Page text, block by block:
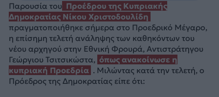
Παρουσία του Προέδρου της Κυπριακής
Δημοκρατίας Νίκου Χριστοδουλίδη
πραγματοποιήθηκε σήμερα στο Προεδρικό Μέγαρο,
η επίσημη τελετή ανάληψης των καθηκόντων του
νέου αρχηγού στην Εθνική Φρουρά, Αντιστράτηγου
Γεώργιου Τσιτσικώστα, όπως ανακοίνωσε η
κυπριακή Προεδρία . Μιλώντας κατά την τελετή, ο
Πρόεδρος της Δημοκρατίας είπε ότι: